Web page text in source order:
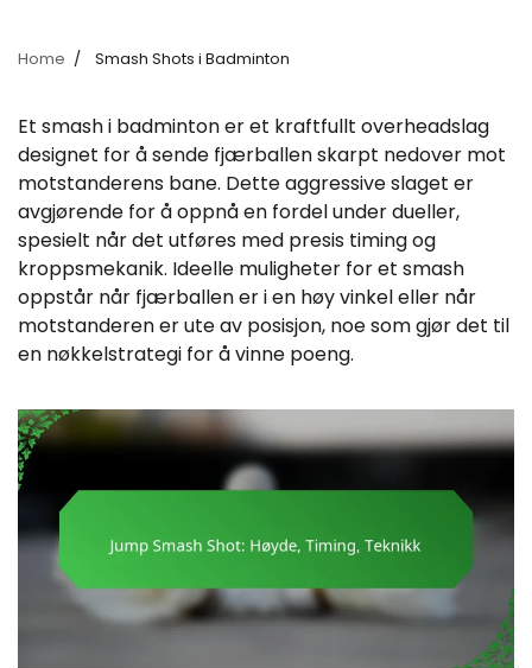
Home Smash Shots i Badminton
Et smash i badminton er et kraftfullt overheadslag
designet for å sende fjærballen skarpt nedover mot
motstanderens bane. Dette aggressive slaget er
avgjørende for å oppnå en fordel under dueller,
spesielt når det utføres med presis timing og
kroppsmekanik. Ideelle muligheter for et smash
oppstår når fjærballen er i en høy vinkel eller når
motstanderen er ute av posisjon, noe som gjør det til
en nøkkelstrategi for å vinne poeng.